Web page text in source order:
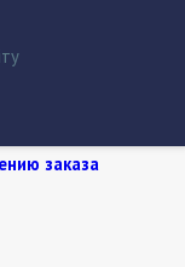
заказа